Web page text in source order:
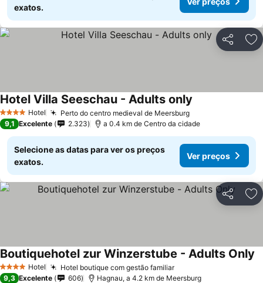
exatos.
Partilhar
4 EstrelasHotel Perto do centro medieval de Meersburg
Hotel Villa Seeschau - Adults only
9,1 Excelente 2.323 a 0.4 km de Centro da cidade
Selecione as datas para ver os preços
exatos.
Ver preços
Partilhar
4 EstrelasHotel Hotel boutique com gestão familiar
Boutiquehotel zur Winzerstube - Adults Only
9,3 Excelente 606 Hagnau, a 4.2 km de Meersburg